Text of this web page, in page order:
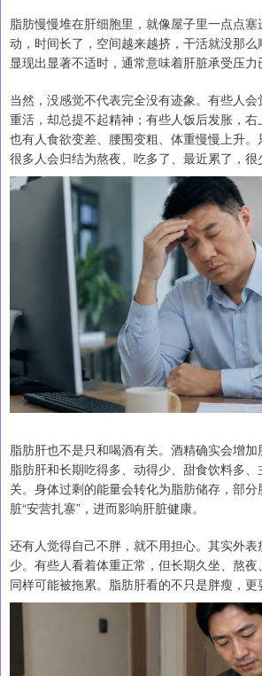
脂肪慢慢堆在肝细胞里，就像屋子里一点点
动，时间长了，空间越来越挤，干活就没那
显现出显著不适时，通常意味着肝脏承受压力
当然，没感觉不代表完全没有迹象。有些人
重活，却总提不起精神；有些人饭后发胀，右
也有人食欲变差、腰围变粗、体重慢慢上升。
很多人会归结为熬夜、吃多了、最近累了，很
脂肪肝也不是只和喝酒有关。酒精确实会增
脂肪肝和长期吃得多、动得少、甜食饮料多
关。身体过剩的能量会转化为脂肪储存，部分
脏“安营扎寨”，进而影响肝脏健康。
还有人觉得自己不胖，就不用担心。其实外
少。有些人看着体重正常，但长期久坐、熬
同样可能被拖累。脂肪肝看的不只是胖瘦，更